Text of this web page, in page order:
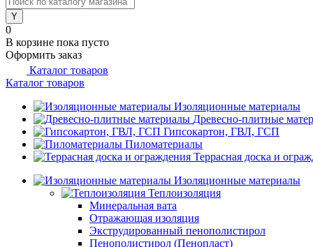
0
В корзине пока пусто
Оформить заказ
Каталог товаров
Каталог товаров
Изоляционные материалы
Древесно-плитные
Гипсокартон, ГВЛ, ГСП
Пиломатериалы
Террасная доска и
Изоляционные материалы
Теплоизоляция
Минеральная вата
Отражающая изоляция
Экструдированный пенополистирол
Пенополистирол (Пенопласт)